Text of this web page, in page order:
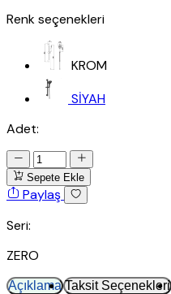
Renk seçenekleri
KROM
SİYAH
Adet:
Sepete Ekle
Paylaş
Seri:
ZERO
Açıklama Taksit Seçenekleri